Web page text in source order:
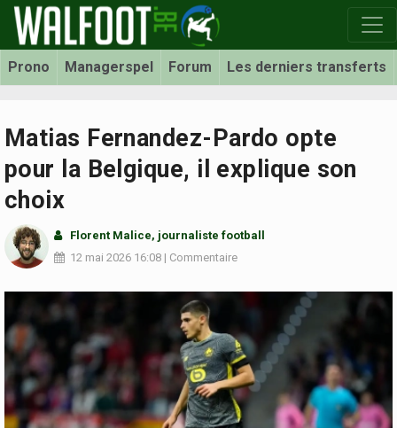
Prono Managerspel Forum Les derniers transferts
Matias Fernandez-Pardo opte
pour la Belgique, il explique son
choix
Florent Malice, journaliste football
12 mai 2026 16:08 | Commentaire